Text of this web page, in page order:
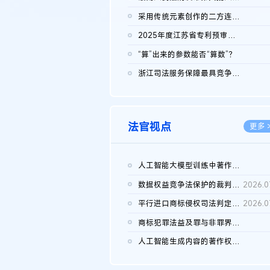
采用传统元素创作的二方连续装饰图案作品的独创性及侵权对比认定
2025年度江苏省专利预审典型案例
“算”出来的参数能否“算数”？
浙江司法服务保障最具竞争力营商环境建设典型案例（第二批）含侵...
法官视点 更多
人工智能大模型训练中著作权的合理使用
数据权益竞争法保护的裁判路径构建
平行进口商标侵权司法判定规则的困境与纾解
商标犯罪法益及罪与非罪界限研究
人工智能生成内容的著作权司法认定：演进逻辑、现实困境与规则建...